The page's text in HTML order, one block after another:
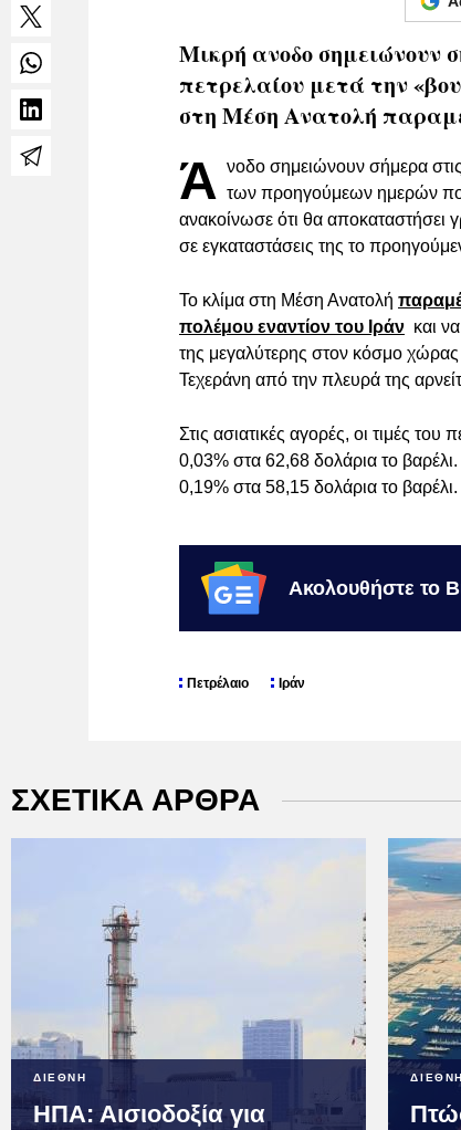
Μικρή ανοδο σημειώνουν
πετρελαίου μετά την
στη Μέση Ανατολή
Ά νοδο σημειώνουν σήμερα στις
των προηγούμεων ημερών
ανακοίνωσε ότι θα αποκαταστήσει
σε εγκαταστάσεις της το
Το κλίμα στη Μέση Ανατολή
πολέμου εναντίον του Ιράν και
της μεγαλύτερης στον κόσμο
Τεχεράνη από την πλευρά της
Στις ασιατικές αγορές, οι τιμές
0,03% στα 62,68 δολάρια το
0,19% στα 58,15 δολάρια το βαρέλι.
Ακολουθήστε το
Πετρέλαιο Ιράν
ΣΧΕΤΙΚΑ ΑΡΘΡΑ
ΔΙΕΘΝΗ
ΗΠΑ: Αισιοδοξία για
ΔΙΕΘΝΗ